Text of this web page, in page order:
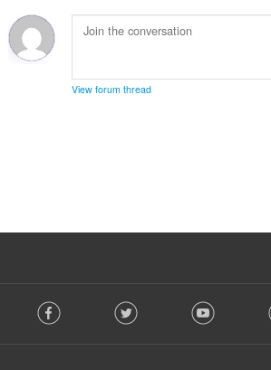
सं
ख्या
View forum thread
o Facebook Twitter Youtube